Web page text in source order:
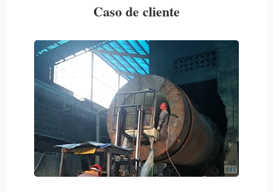
Caso de cliente